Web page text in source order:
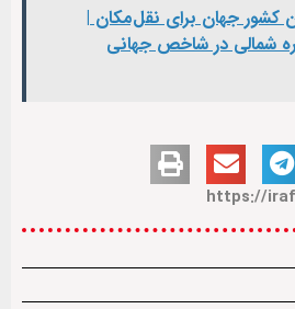
کشور جهان برای نقل‌مکان |
کره شمالی در شاخص جهانی